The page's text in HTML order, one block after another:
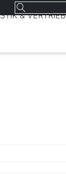
& VERTRIEB
Suchen
nach: